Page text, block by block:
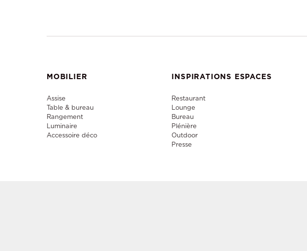
MOBILIER
Assise
Table & bureau
Rangement
Luminaire
Accessoire déco
INSPIRATIONS ESPACES
Restaurant
Lounge
Bureau
Plénière
Outdoor
Presse